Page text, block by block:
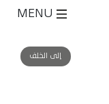
إلى الخلف